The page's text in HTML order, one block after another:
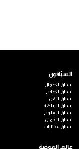
السبّاقون
سباق الاعمال
سباق الاعلام
سباق الفن
سباق الرياضة
سباق العلوم
سباق الجمال
سباق مختارات
عالم الموضة